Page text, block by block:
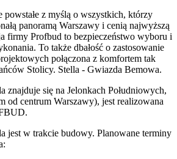
powstałe z myślą o wszystkich, którzy
panoramą Warszawy i cenią najwyższą
firmy Profbud to bezpieczeństwo wyboru i
To także dbałość o zastosowanie
połączona z komfortem tak
Stolicy. Stella - Gwiazda Bemowa.
znajduje się na Jelonkach Południowych,
od centrum Warszawy), jest realizowana
jest w trakcie budowy. Planowane terminy